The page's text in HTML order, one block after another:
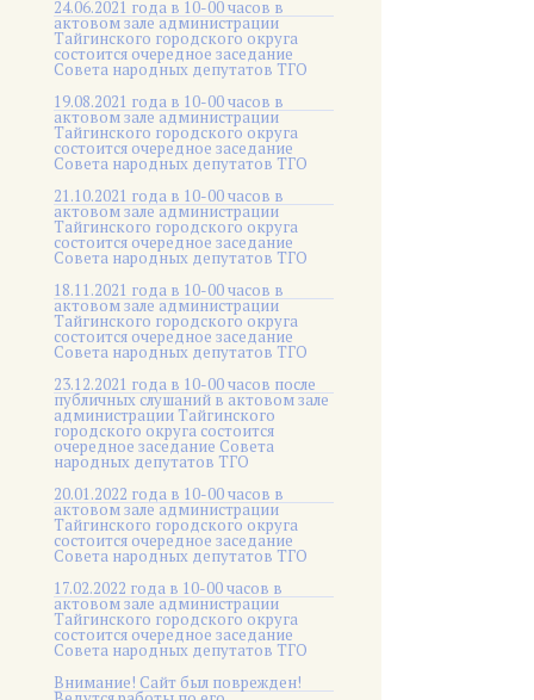
24.06.2021 года в 10-00 часов в
актовом зале администрации
Тайгинского городского округа
состоится очередное заседание
Совета народных депутатов ТГО
19.08.2021 года в 10-00 часов в
актовом зале администрации
Тайгинского городского округа
состоится очередное заседание
Совета народных депутатов ТГО
21.10.2021 года в 10-00 часов в
актовом зале администрации
Тайгинского городского округа
состоится очередное заседание
Совета народных депутатов ТГО
18.11.2021 года в 10-00 часов в
актовом зале администрации
Тайгинского городского округа
состоится очередное заседание
Совета народных депутатов ТГО
23.12.2021 года в 10-00 часов после
публичных слушаний в актовом зале
администрации Тайгинского
городского округа состоится
очередное заседание Совета
народных депутатов ТГО
20.01.2022 года в 10-00 часов в
актовом зале администрации
Тайгинского городского округа
состоится очередное заседание
Совета народных депутатов ТГО
17.02.2022 года в 10-00 часов в
актовом зале администрации
Тайгинского городского округа
состоится очередное заседание
Совета народных депутатов ТГО
Внимание! Сайт был поврежден!